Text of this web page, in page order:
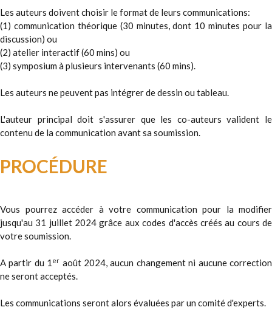
Les auteurs doivent choisir le format de leurs communications:
(1) communication théorique (30 minutes, dont 10 minutes pour la
discussion) ou
(2) atelier interactif (60 mins) ou
(3) symposium à plusieurs intervenants (60 mins).
Les auteurs ne peuvent pas intégrer de dessin ou tableau.
L'auteur principal doit s'assurer que les co-auteurs valident le
contenu de la communication avant sa soumission.
PROCÉDURE
Vous pourrez accéder à votre communication pour la modifier
jusqu'au 31 juillet 2024 grâce aux codes d'accès créés au cours de
votre soumission.
A partir du 1 er août 2024, aucun changement ni aucune correction
ne seront acceptés.
Les communications seront alors évaluées par un comité d'experts.